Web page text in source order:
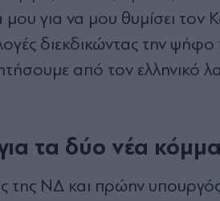
για να μου θυμίσει τον
διεκδικώντας την ψήφο
από τον ελληνικό
τα δύο νέα
της ΝΔ και πρώην